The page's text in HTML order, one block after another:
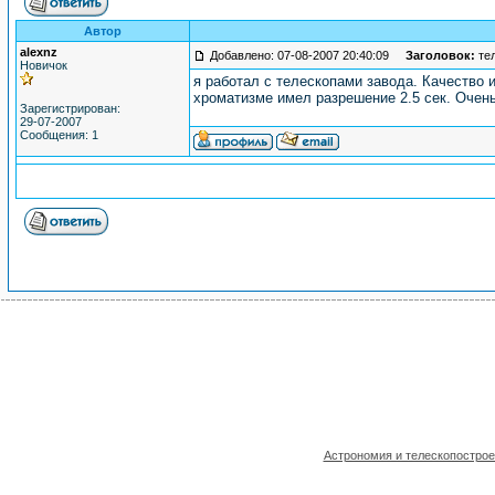
Автор
alexnz
Новичок
Зарегистрирован:
29-07-2007
Сообщения: 1
Добавлено: 07-08-2007 20:40:09 Заголовок:
я работал с телескопами завода.
хроматизме имел разрешение 2.5 сек.
Астрономия и